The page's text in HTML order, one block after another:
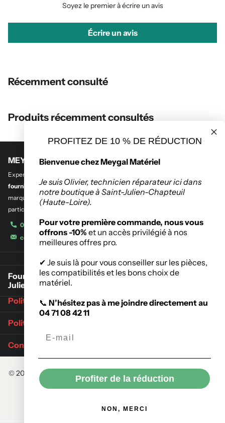
Soyez le premier à écrire un avis
Écrire un avis
Récemment consulté
Produits récemment consultés
MEYGAL MATERIEL
Experts en
fourniture industrielle.Découvrez notre sélection des plus grandes
marques de l’outillage destinés aux entreprises, administrations et
particuliers.
04 71 08 42 11
contact@meygalmat.fr
Fournisseur de matériaux de construction à Saint-
Julien-Chapteuil
Politique de retours
Politique d'expédition
Conditions Générales de Vente
©2026 Meygalmat,
Commerce électronique propulsé par Shopify
Menu
PROFITEZ DE 10 % DE RÉDUCTION
Bienvenue chez Meygal Matériel
Je suis Olivier, technicien réparateur ici dans
notre boutique à Saint-Julien-Chapteuil
(Haute-Loire).
Pour votre première commande, nous vous
offrons -10% et un accès privilégié à nos
meilleures offres pro.
✔ Je suis là pour vous conseiller sur les pièces,
les compatibilités et les bons choix de
matériel.
📞 N’hésitez pas à me joindre directement au
04 71 08 42 11
Profiter de la réduction
NON, MERCI